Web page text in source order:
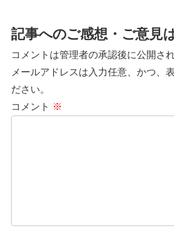
記事へのご感想・ご意見
コメントは管理者の承認後に公開され
メールアドレスは入力任意、かつ、
ださい。
コメント ※